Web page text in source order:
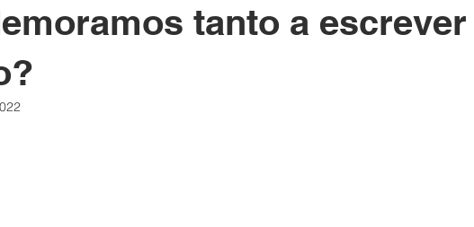
tanto a escrever